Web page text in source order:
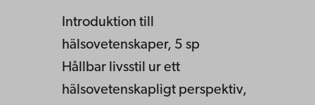
Introduktion till
hälsovetenskaper, 5 sp
Hållbar livsstil ur ett
hälsovetenskapligt perspektiv,